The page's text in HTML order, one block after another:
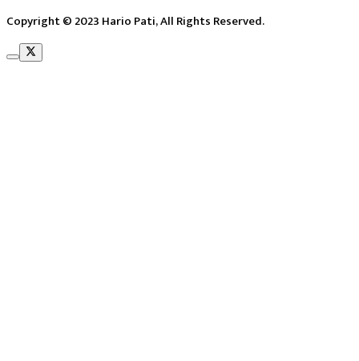
Copyright © 2023 Hario Pati, All Rights Reserved.